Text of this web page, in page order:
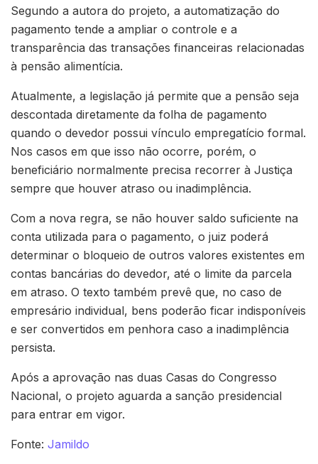
Segundo a autora do projeto, a automatização do
pagamento tende a ampliar o controle e a
transparência das transações financeiras relacionadas
à pensão alimentícia.
Atualmente, a legislação já permite que a pensão seja
descontada diretamente da folha de pagamento
quando o devedor possui vínculo empregatício formal.
Nos casos em que isso não ocorre, porém, o
beneficiário normalmente precisa recorrer à Justiça
sempre que houver atraso ou inadimplência.
Com a nova regra, se não houver saldo suficiente na
conta utilizada para o pagamento, o juiz poderá
determinar o bloqueio de outros valores existentes em
contas bancárias do devedor, até o limite da parcela
em atraso. O texto também prevê que, no caso de
empresário individual, bens poderão ficar indisponíveis
e ser convertidos em penhora caso a inadimplência
persista.
Após a aprovação nas duas Casas do Congresso
Nacional, o projeto aguarda a sanção presidencial
para entrar em vigor.
Fonte: Jamildo